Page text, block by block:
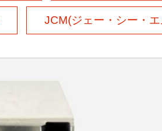
JCM(ジェー・シー・